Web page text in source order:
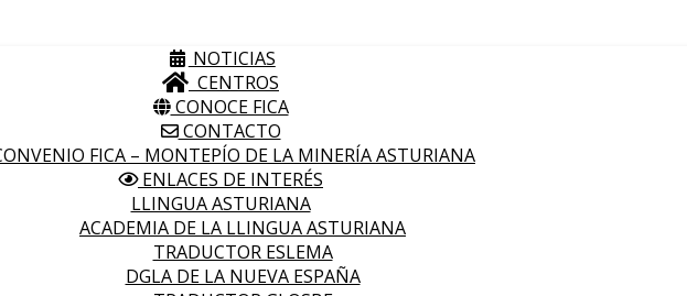
NOTICIAS
CENTROS
CONOCE FICA
CONTACTO
FICA – MONTEPÍO DE LA MINERÍA ASTURIANA
ENLACES DE INTERÉS
LLINGUA ASTURIANA
ACADEMIA DE LA LLINGUA ASTURIANA
TRADUCTOR ESLEMA
DGLA DE LA NUEVA ESPAÑA